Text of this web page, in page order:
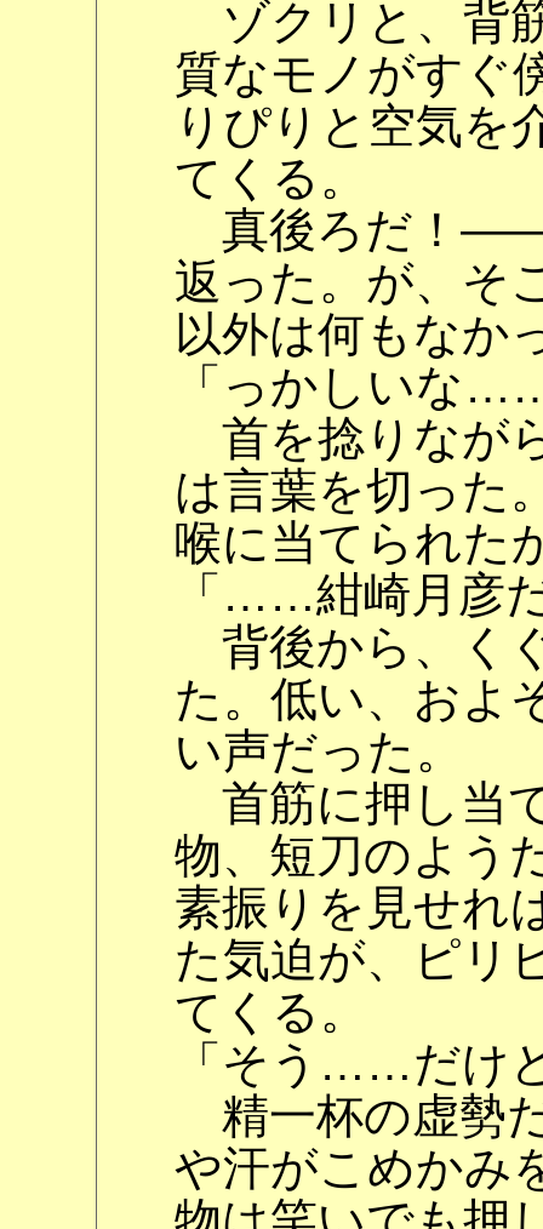
ゾクリと、背
質なモノがすぐ
りぴりと空気を
てくる。
真後ろだ！
返った。が、そ
以外は何もなか
「っかしいな
首を捻りなが
は言葉を切った
喉に当てられた
「……紺崎月彦
背後から、く
た。低い、およ
い声だった。
首筋に押し当
物、短刀のよう
素振りを見せ
た気迫が、ピリ
てくる。
「そう……だけ
精一杯の虚勢
や汗がこめかみ